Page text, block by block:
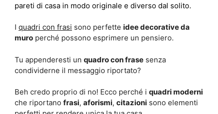
pareti di casa in modo originale e diverso dal solito.
I quadri con frasi sono perfette idee decorative da
muro perché possono esprimere un pensiero.
Tu appenderesti un quadro con frase senza
condividerne il messaggio riportato?
Beh credo proprio di no! Ecco perché i quadri moderni
che riportano frasi, aforismi, citazioni sono elementi